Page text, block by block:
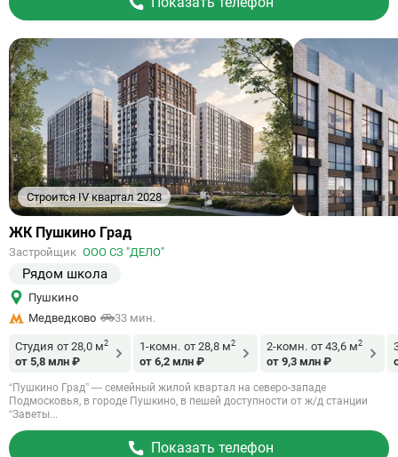
Строится IV квартал 2028
Ссылка
объект
ЖК Пушкино Град
Застройщик ООО СЗ "ДЕЛО"
Рядом школа
Пушкино
Медведково
33 мин.
Студия от 28,0 м2
от 5,8 млн ₽
1-комн. от 28,8 м2
от 6,2 млн ₽
2-комн. от 43,6 м2
от 9,3 млн ₽
“Пушкино Град” — семейный жилой квартал на северо-западе
Подмосковья, в городе Пушкино, в пешей доступности от ж/д станции
“Заветы...
Показать телефон